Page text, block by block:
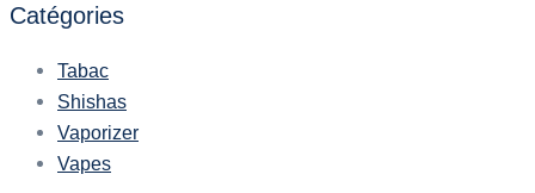
Catégories
Tabac
Shishas
Vaporizer
Vapes